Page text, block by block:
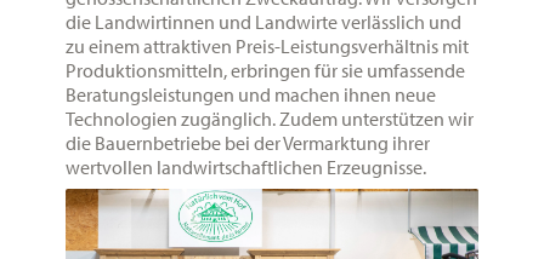
die Landwirtinnen und Landwirte verlässlich und
zu einem attraktiven Preis-Leistungsverhältnis mit
Produktionsmitteln, erbringen für sie umfassende
Beratungsleistungen und machen ihnen neue
Technologien zugänglich. Zudem unterstützen wir
die Bauernbetriebe bei der Vermarktung ihrer
wertvollen landwirtschaftlichen Erzeugnisse.